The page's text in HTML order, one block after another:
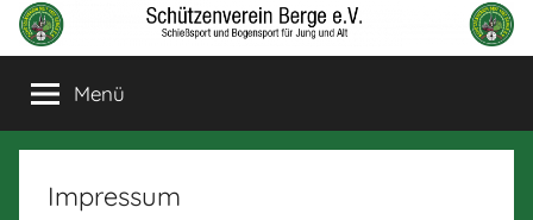
Zum
Inhalt
springenSchützenverein
Berge
und
Bogensport
für
Jung
Menü
Impressum